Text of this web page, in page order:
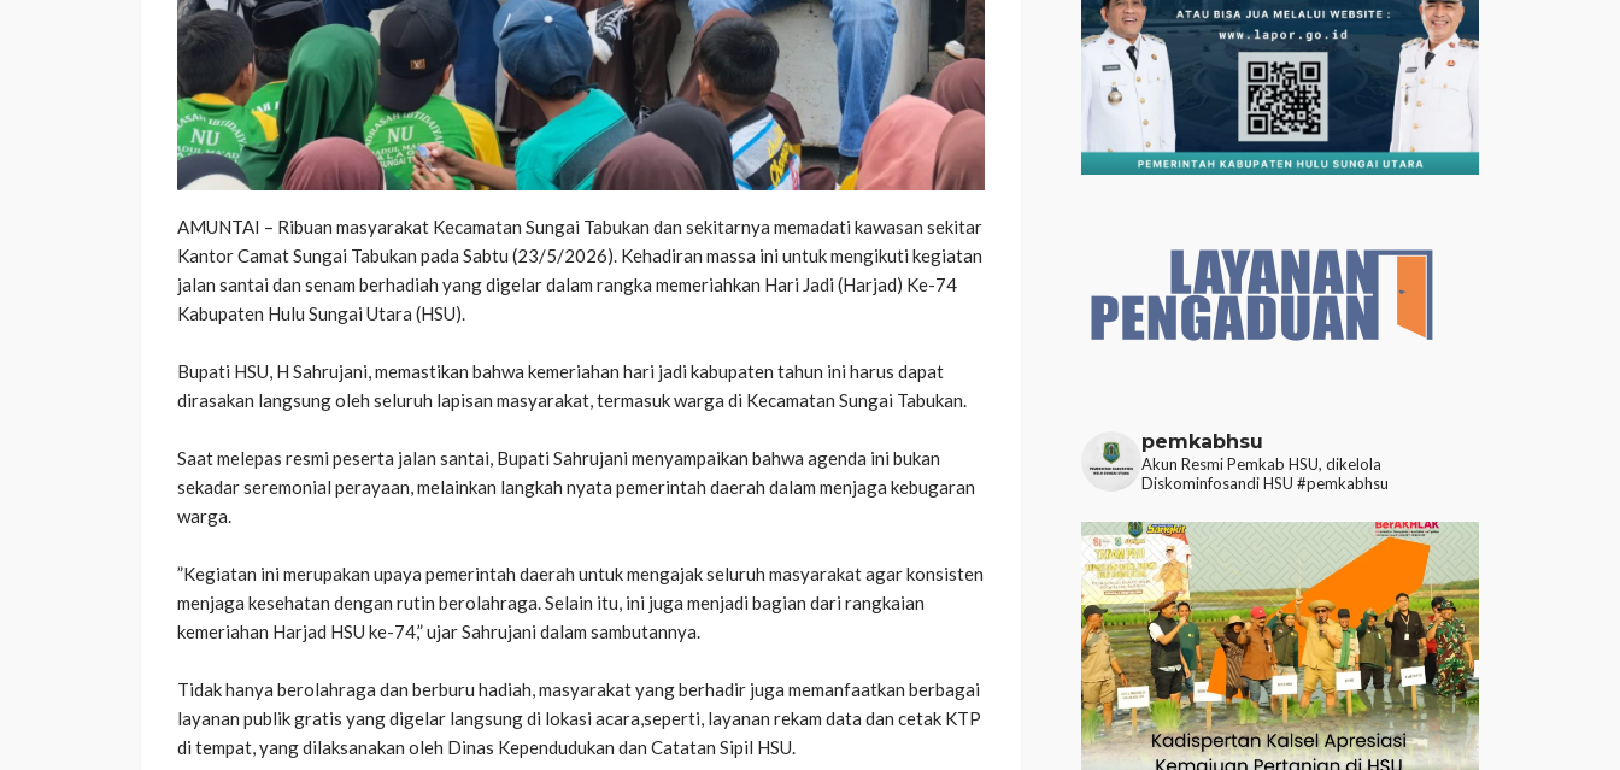
AMUNTAI – Ribuan masyarakat Kecamatan Sungai Tabukan dan sekitarnya memadati kawasan sekitar
Kantor Camat Sungai Tabukan pada Sabtu (23/5/2026). Kehadiran massa ini untuk mengikuti kegiatan
jalan santai dan senam berhadiah yang digelar dalam rangka memeriahkan Hari Jadi (Harjad) Ke-74
Kabupaten Hulu Sungai Utara (HSU).
‎​Bupati HSU, H Sahrujani, memastikan bahwa kemeriahan hari jadi kabupaten tahun ini harus dapat
dirasakan langsung oleh seluruh lapisan masyarakat, termasuk warga di Kecamatan Sungai Tabukan.
‎​Saat melepas resmi peserta jalan santai, Bupati Sahrujani menyampaikan bahwa agenda ini bukan
sekadar seremonial perayaan, melainkan langkah nyata pemerintah daerah dalam menjaga kebugaran
warga.
‎​”Kegiatan ini merupakan upaya pemerintah daerah untuk mengajak seluruh masyarakat agar konsisten
menjaga kesehatan dengan rutin berolahraga. Selain itu, ini juga menjadi bagian dari rangkaian
kemeriahan Harjad HSU ke-74,” ujar Sahrujani dalam sambutannya.
‎​Tidak hanya berolahraga dan berburu hadiah, masyarakat yang berhadir juga memanfaatkan berbagai
layanan publik gratis yang digelar langsung di lokasi acara,seperti, layanan rekam data dan cetak KTP
di tempat, yang dilaksanakan oleh Dinas Kependudukan dan Catatan Sipil HSU.
pemkabhsu
Akun Resmi Pemkab HSU, dikelola
Diskominfosandi HSU #pemkabhsu